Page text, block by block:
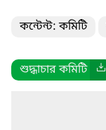
কন্টেন্ট: কমিটি
শুদ্ধাচার কমিটি